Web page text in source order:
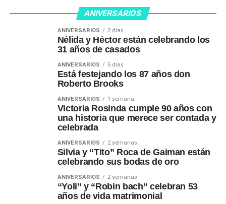
ANIVERSARIOS
ANIVERSARIOS 2 días
Nélida y Héctor están celebrando los
31 años de casados
ANIVERSARIOS 5 días
Está festejando los 87 años don
Roberto Brooks
ANIVERSARIOS 1 semana
Victoria Rosinda cumple 90 años con
una historia que merece ser contada y
celebrada
ANIVERSARIOS 2 semanas
Silvia y “Tito” Roca de Gaiman están
celebrando sus bodas de oro
ANIVERSARIOS 2 semanas
“Yoli” y “Robin bach” celebran 53
años de vida matrimonial